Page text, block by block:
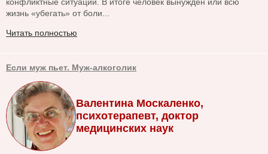
конфликтные ситуации. В итоге человек вынужден или всю
жизнь «убегать» от боли...
Читать полностью
Если муж пьет. Муж-алкоголик
Валентина Москаленко,
психотерапевт, доктор
медицинских наук